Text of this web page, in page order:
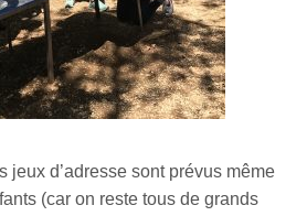
jeux d’adresse sont prévus même
(car on reste tous de grands